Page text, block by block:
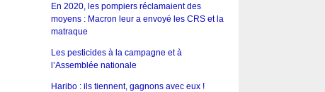
En 2020, les pompiers réclamaient des
moyens : Macron leur a envoyé les CRS et la
matraque
Les pesticides à la campagne et à
l’Assemblée nationale
Haribo : ils tiennent, gagnons avec eux !